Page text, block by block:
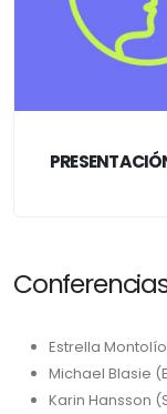
Estrella
Michael Blasie
Karin Hansson